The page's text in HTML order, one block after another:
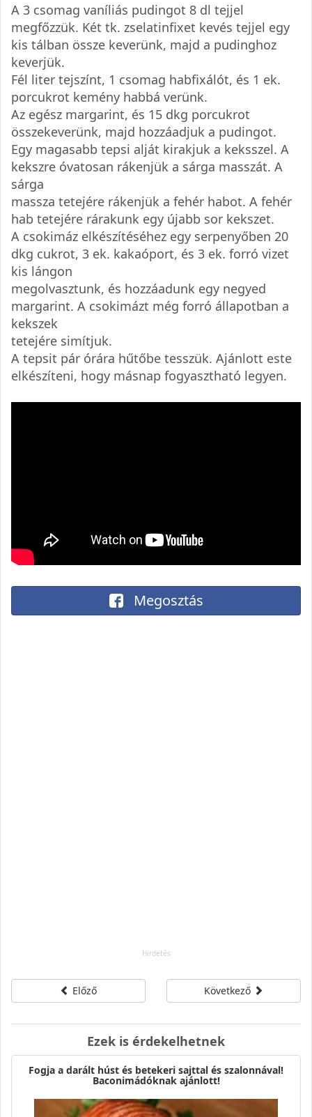
A 3 csomag vaníliás pudingot 8 dl tejjel
megfőzzük. Két tk. zselatinfixet kevés tejjel egy
kis tálban össze keverünk, majd a pudinghoz
keverjük.
Fél liter tejszínt, 1 csomag habfixálót, és 1 ek.
porcukrot kemény habbá verünk.
Az egész margarint, és 15 dkg porcukrot
összekeverünk, majd hozzáadjuk a pudingot.
Egy magasabb tepsi alját kirakjuk a keksszel. A
kekszre óvatosan rákenjük a sárga masszát. A
sárga
massza tetejére rákenjük a fehér habot. A fehér
hab tetejére rárakunk egy újabb sor kekszet.
A csokimáz elkészítéséhez egy serpenyőben 20
dkg cukrot, 3 ek. kakaóport, és 3 ek. forró vizet
kis lángon
megolvasztunk, és hozzáadunk egy negyed
margarint. A csokimázt még forró állapotban a
kekszek
tetejére simítjuk.
A tepsit pár órára hűtőbe tesszük. Ajánlott este
elkészíteni, hogy másnap fogyasztható legyen.
Megosztás
Előző Következő
Ezek is érdekelhetnek
Fogja a darált húst és betekeri sajttal és szalonnával!
Baconimádóknak ajánlott!